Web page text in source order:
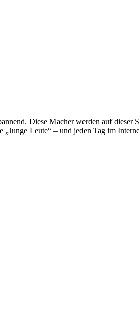
Diese Macher werden auf dieser
„Junge Leute“ – und jeden Tag im